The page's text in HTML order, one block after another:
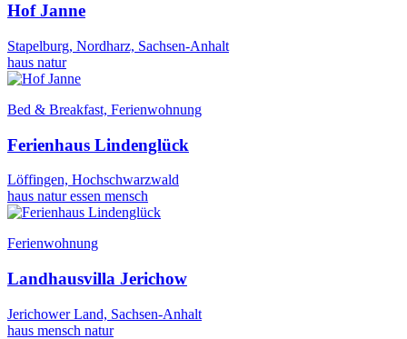
Hof Janne
Stapelburg, Nordharz, Sachsen-Anhalt
haus natur
Bed & Breakfast, Ferienwohnung
Ferienhaus Lindenglück
Löffingen, Hochschwarzwald
haus natur essen mensch
Ferienwohnung
Landhausvilla Jerichow
Jerichower Land, Sachsen-Anhalt
haus mensch natur